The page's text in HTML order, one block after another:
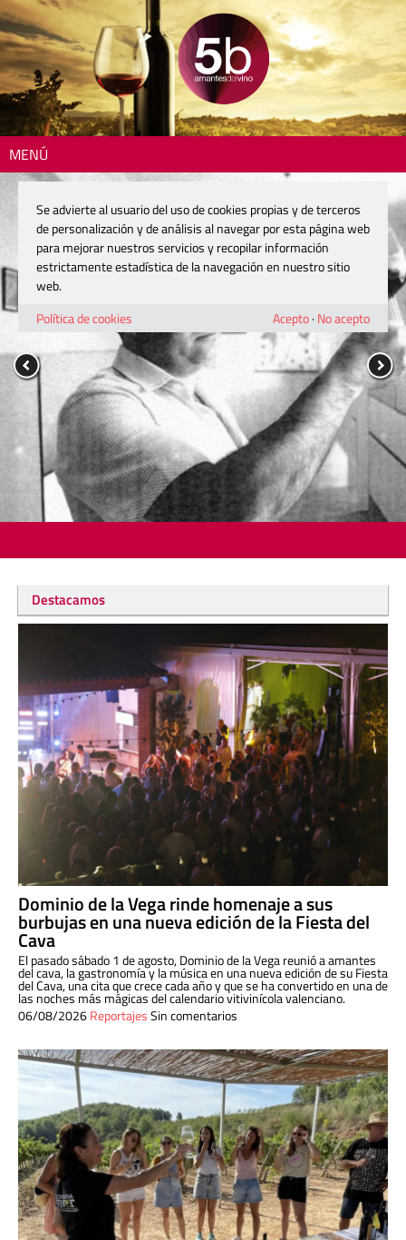
MENÚ
Destacamos
Dominio de la Vega rinde homenaje a sus
burbujas en una nueva edición de la Fiesta del
Cava
El pasado sábado 1 de agosto, Dominio de la Vega reunió a amantes
del cava, la gastronomía y la música en una nueva edición de su Fiesta
del Cava, una cita que crece cada año y que se ha convertido en una de
las noches más mágicas del calendario vitivinícola valenciano.
06/08/2026ReportajesSin comentarios
Se advierte al usuario del uso de cookies propias y de terceros
de personalización y de análisis al navegar por esta página web
para mejorar nuestros servicios y recopilar información
estrictamente estadística de la navegación en nuestro sitio
web.
Política de cookies
Acepto· No acepto